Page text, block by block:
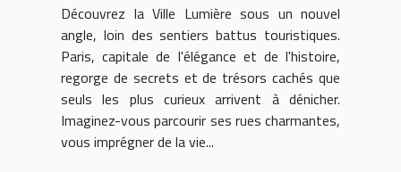
Découvrez la Ville Lumière sous un nouvel
angle, loin des sentiers battus touristiques.
Paris, capitale de l'élégance et de l'histoire,
regorge de secrets et de trésors cachés que
seuls les plus curieux arrivent à dénicher.
Imaginez-vous parcourir ses rues charmantes,
vous imprégner de la vie...